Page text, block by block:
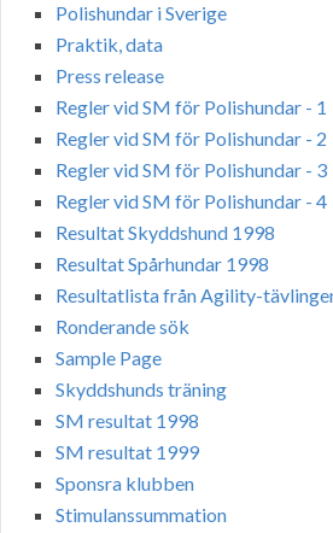
Polishundar i Sverige
Praktik, data
Press release
Regler vid SM för Polishundar - 1
Regler vid SM för Polishundar - 2
Regler vid SM för Polishundar - 3
Regler vid SM för Polishundar - 4
Resultat Skyddshund 1998
Resultat Spårhundar 1998
Resultatlista från Agility-
Ronderande sök
Sample Page
Skyddshunds träning
SM resultat 1998
SM resultat 1999
Sponsra klubben
Stimulanssummation